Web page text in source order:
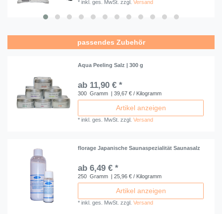
*inkl. ges. MwSt. zzgl.Versand
passendes Zubehör
Aqua Peeling Salz | 300 g
ab 11,90 € *
300 Gramm | 39,67 € / Kilogramm
Artikel anzeigen
*inkl. ges. MwSt. zzgl.Versand
florage Japanische Saunaspezialität Saunasalz
ab 6,49 € *
250 Gramm | 25,96 € / Kilogramm
Artikel anzeigen
*inkl. ges. MwSt. zzgl.Versand